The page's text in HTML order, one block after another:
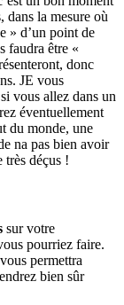
dans la mesure où
» d’un point de
faudra être «
donc
JE vous
vous allez dans un
éventuellement
du monde, une
na pas bien avoir
très déçus !
sur votre
pourriez faire.
permettra
bien sûr